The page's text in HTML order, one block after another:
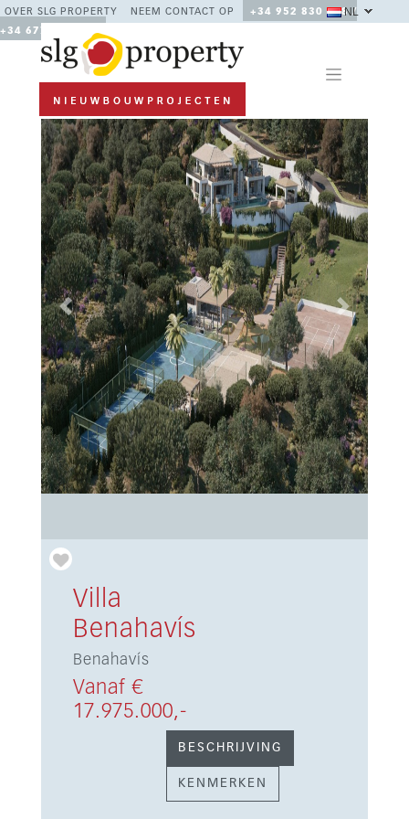
OVER SLG PROPERTY NEEM CONTACT OP
+34 952 830 378 /
+34 677 670 480
NL
Previous Next
Villa
Benahavís
Benahavís
Vanaf €
17.975.000,-
BESCHRIJVING
KENMERKEN